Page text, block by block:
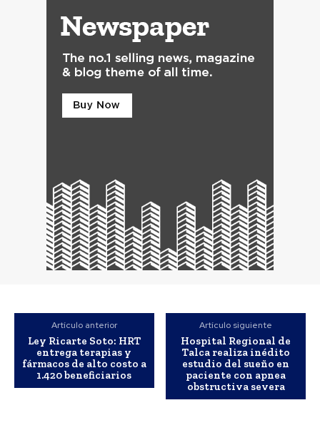
Artículo anterior
Ley Ricarte Soto: HRT
entrega terapias y
fármacos de alto costo a
1.420 beneficiarios
Artículo siguiente
Hospital Regional de
Talca realiza inédito
estudio del sueño en
paciente con apnea
obstructiva severa